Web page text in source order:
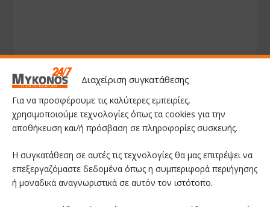
Διαχείριση συγκατάθεσης
Για να προσφέρουμε τις καλύτερες εμπειρίες,
χρησιμοποιούμε τεχνολογίες όπως τα cookies για την
αποθήκευση και/ή πρόσβαση σε πληροφορίες συσκευής.
Η συγκατάθεση σε αυτές τις τεχνολογίες θα μας επιτρέψει να
επεξεργαζόμαστε δεδομένα όπως η συμπεριφορά περιήγησης
ή μοναδικά αναγνωριστικά σε αυτόν τον ιστότοπο.